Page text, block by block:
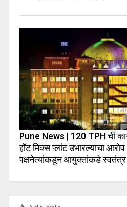
Pune News | 120 TPH ची
हॉट मिक्स प्लांट उभारल्याचा आरोप
पक्षनेत्यांकडून आयुक्तांकडे स्वतंत्र